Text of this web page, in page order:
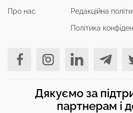
Про нас Редакційна
Політика
Дякуємо за
партнерам і